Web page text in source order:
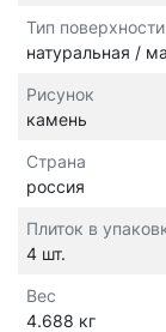
Тип поверхности
натуральная /
Рисунок
камень
Страна
россия
Плиток в
4 шт.
Вес
4.688 кг